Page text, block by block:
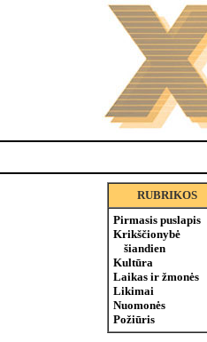
RUBRIKOS
Pirmasis puslapis
Krikščionybė
šiandien
Kultūra
Laikas ir žmonės
Likimai
Nuomonės
Požiūris